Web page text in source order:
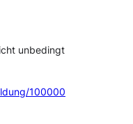
unbedingt
100000